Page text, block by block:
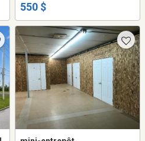
550 $